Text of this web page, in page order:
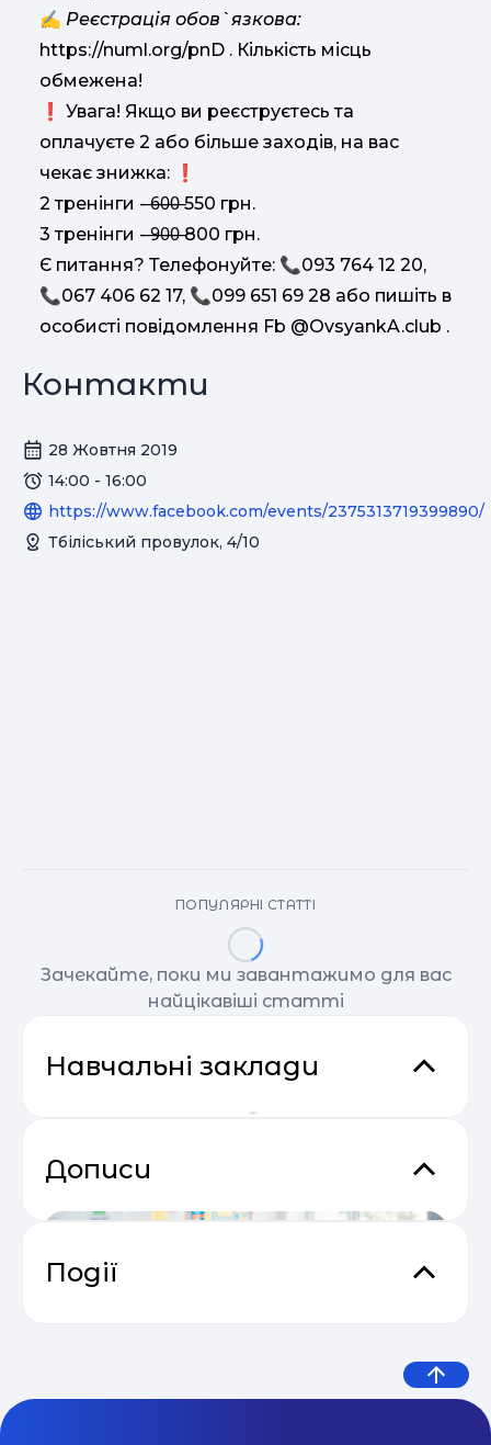
✍ Реєстрація обов`язкова:
https://numl.org/pnD . Кількість місць
обмежена!
❗ Увага! Якщо ви реєструєтесь та
оплачуєте 2 або більше заходів, на вас
чекає знижка: ❗
2 тренінги - ̶6̶0̶0̶ 550 грн.
3 тренінги - ̶9̶0̶0̶ 800 грн.
Є питання? Телефонуйте: 📞093 764 12 20,
📞067 406 62 17, 📞099 651 69 28 або пишіть в
особисті повідомлення Fb @OvsyankA.club .
Контакти
28 Жовтня 2019
14:00 - 16:00
https://www.facebook.com/events/2375313719399890/
Тбіліський провулок, 4/10
ПОПУЛЯРНІ СТАТТІ
Зачекайте, поки ми завантажимо для вас
найцікавіші статті
Навчальні заклади
Дописи
Події